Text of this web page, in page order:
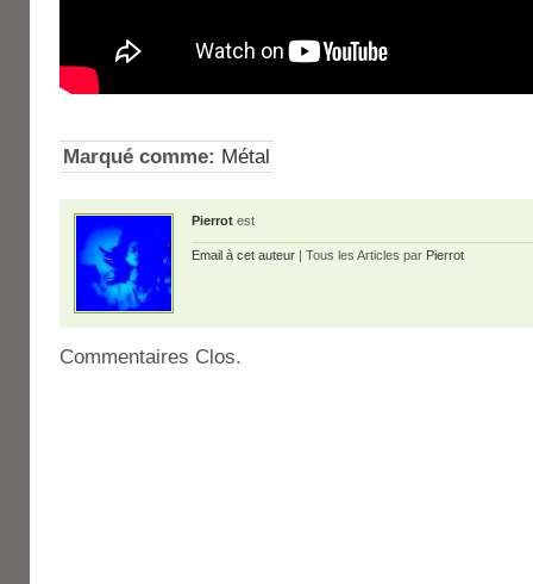
Marqué comme: Métal
Pierrot est
Email à cet auteur | Tous les Articles par Pierrot
Commentaires Clos.